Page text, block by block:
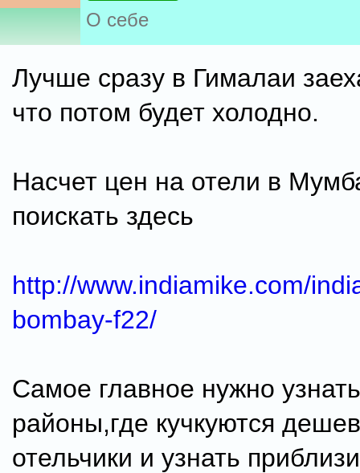
О себе
Лучше сразу в Гималаи
что потом будет холодно.
Насчет цен на отели в
поискать здесь
http://www.indiamike.com/
bombay-f22/
Самое главное нужно
районы,где кучкуются
отельчики и узнать